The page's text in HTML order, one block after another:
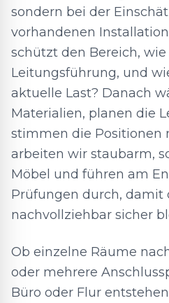
sondern bei der
vorhandenen
schützt den Bereich, wie
Leitungsführung, und
aktuelle Last? Danach
Materialien, planen die
stimmen die Positionen
arbeiten wir staubarm,
Möbel und führen am
Prüfungen durch, damit
nachvollziehbar sicher
Ob einzelne Räume
oder mehrere
Büro oder Flur